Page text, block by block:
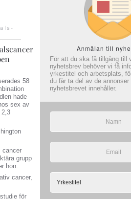
58
hade
sex av
2,3
cancer
grupp
hon.
cancer,
för
Anmälan till
För att du ska få tillgång till
nyhetsbrev behöver vi få
yrkestitel och arbetsplats,
du får ta del av de annonser
nyhetsbrevet innehåller.